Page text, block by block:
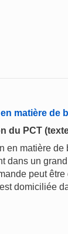
matière de
du PCT
en matière
dans un
peut
domiciliée